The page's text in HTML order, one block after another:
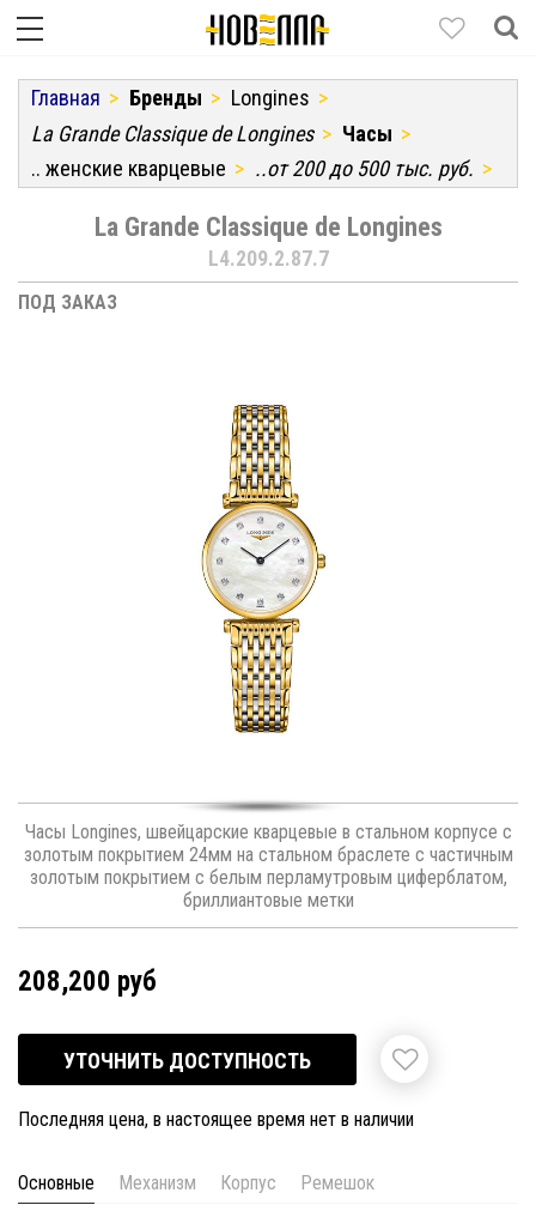
Главная Бренды
Longines
La Grande Classique de Longines
Часы
.. женские кварцевые
..от 200 до 500 тыс. руб.
La Grande Classique de Longines
L4.209.2.87.7
ПОД ЗАКАЗ
Часы Longines, швейцарские кварцевые в стальном корпусе с
золотым покрытием 24мм на стальном браслете с частичным
золотым покрытием с белым перламутровым циферблатом,
бриллиантовые метки
208,200 руб
УТОЧНИТЬ ДОСТУПНОСТЬ
Последняя цена, в настоящее время нет в наличии
Основные Механизм Корпус Ремешок